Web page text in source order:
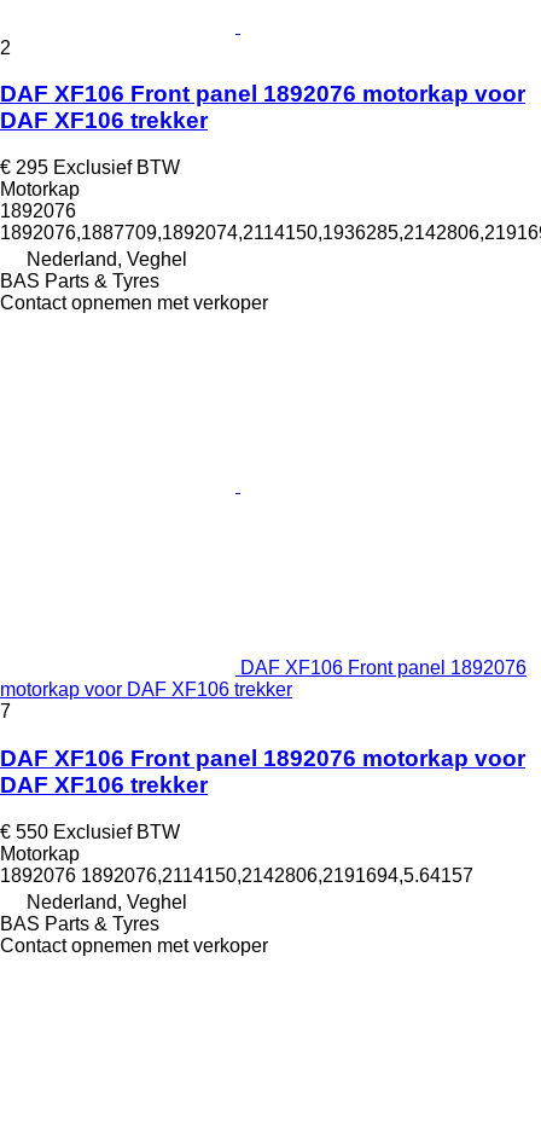
2
DAF XF106 Front panel 1892076 motorkap voor
DAF XF106 trekker
€ 295 Exclusief BTW
Motorkap
1892076
Nederland, Veghel
BAS Parts & Tyres
Contact opnemen met verkoper
DAF XF106 Front panel 1892076
motorkap voor DAF XF106 trekker
7
DAF XF106 Front panel 1892076 motorkap voor
DAF XF106 trekker
€ 550 Exclusief BTW
Motorkap
1892076 1892076,2114150,2142806,2191694,5.64157
Nederland, Veghel
BAS Parts & Tyres
Contact opnemen met verkoper